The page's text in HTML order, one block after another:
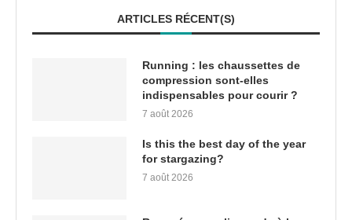
ARTICLES RÉCENT(S)
Running : les chaussettes de
compression sont-elles
indispensables pour courir ?
7 août 2026
Is this the best day of the year
for stargazing?
7 août 2026